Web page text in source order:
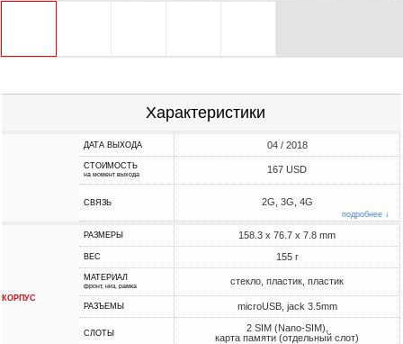
Характеристики
ДАТА ВЫХОДА 04 / 2018
СТОИМОСТЬ
на момент выхода 167 USD
СВЯЗЬ 2G, 3G, 4G
подробнее ↓
КОРПУС
РАЗМЕРЫ 158.3 x 76.7 x 7.8 mm
ВЕС 155 г
МАТЕРИАЛ
фронт, низ, рамка стекло, пластик, пластик
РАЗЪЕМЫ microUSB, jack 3.5mm
СЛОТЫ
2 SIM (Nano-SIM),
карта памяти (отдельный слот)